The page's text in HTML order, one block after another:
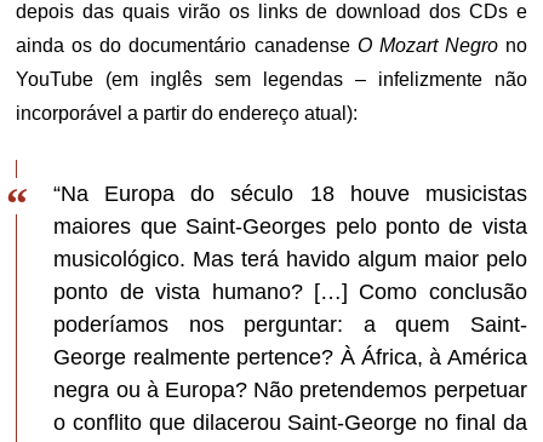
depois das quais virão os links de download dos CDs e
ainda os do documentário canadense O Mozart Negrono
YouTube (em inglês sem legendas – infelizmente não
incorporável a partir do endereço atual):
“Na Europa do século 18 houve musicistas
maiores que Saint-Georges pelo ponto de vista
musicológico. Mas terá havido algum maior pelo
ponto de vista humano? […] Como conclusão
poderíamos nos perguntar: a quem Saint-
George realmente pertence? À África, à América
negra ou à Europa? Não pretendemos perpetuar
o conflito que dilacerou Saint-George no final da